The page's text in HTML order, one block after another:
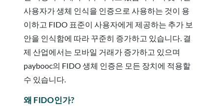
사용자가 생체 인식을 인증으로 사용하는 것이 용
이하고 FIDO 표준이 사용자에게 제공하는 추가 보
안을 인식함에 따라 꾸준히 증가하고 있습니다. 결
제 산업에서는 모바일 거래가 증가하고 있으며
paybooc의 FIDO 생체 인증은 모든 장치에 적용할
수 있습니다.
왜 FIDO인가?